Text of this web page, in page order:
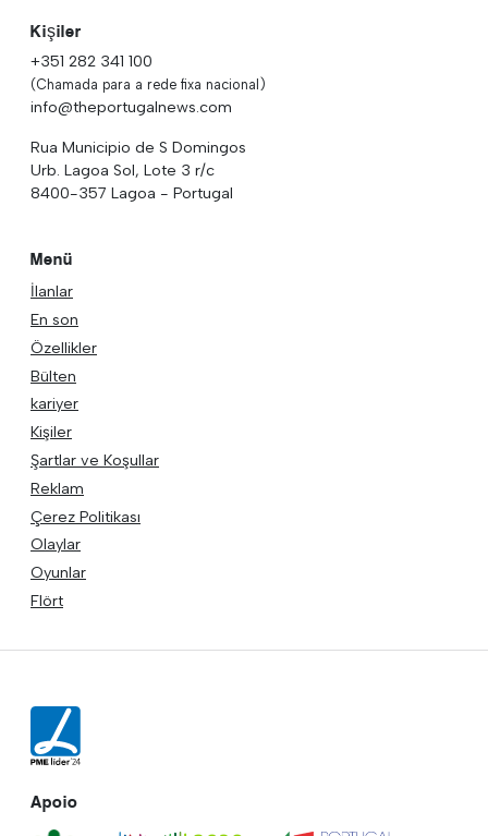
Kişiler
+351 282 341 100
(Chamada para a rede fixa nacional)
info@theportugalnews.com
Rua Municipio de S Domingos
Urb. Lagoa Sol, Lote 3 r/c
8400-357 Lagoa - Portugal
Menü
İlanlar
En son
Özellikler
Bülten
kariyer
Kişiler
Şartlar ve Koşullar
Reklam
Çerez Politikası
Olaylar
Oyunlar
Flört
Apoio